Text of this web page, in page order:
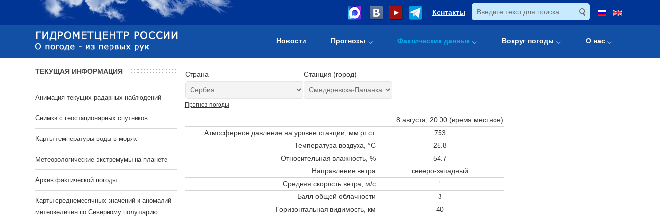
Контакты
Новости Прогнозы Фактические данные Вокруг погоды О нас
Страна Станция (город)
Прогноз погоды
8 августа, 20:00 (время местное)
Атмосферное давление на уровне станции, мм рт.ст.
753
Температура воздуха, °C
25.8
Относительная влажность, %
54.7
Направление ветра
северо-западный
Средняя скорость ветра, м/с
1
Балл общей облачности
3
Горизонтальная видимость, км
40
ТЕКУЩАЯ ИНФОРМАЦИЯ
Анимация текущих радарных наблюдений
Cнимки с геостационарных спутников
Карты температуры воды в морях
Метеорологические экстремумы на планете
Архив фактической погоды
Карты среднемесячных значений и аномалий
метеовеличин по Северному полушарию